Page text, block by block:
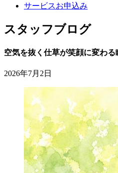
サービスお申込み
スタッフブログ
空気を抜く仕草が笑顔に変わ
2026年7月2日